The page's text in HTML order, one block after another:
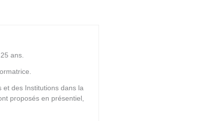
ans.
et des Institutions dans la
proposés en présentiel,